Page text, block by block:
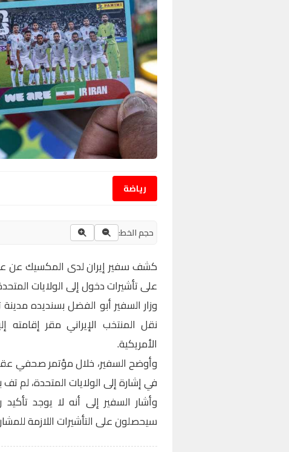
رياضة
حجم الخط:
كشف سفير إيران لدى المكسيك عن
على تأشيرات دخول إلى الولايات
وزار السفير أبو الفضل بسنديده
نقل المنتخب الإيراني مقر إقامته
الأمريكية.
وأوضح السفير، خلال مؤتمر صحفي
في إشارة إلى الولايات المتحدة، لم تف
وأشار السفير إلى أنه لا يوجد
سيحصلون على التأشيرات اللازمة